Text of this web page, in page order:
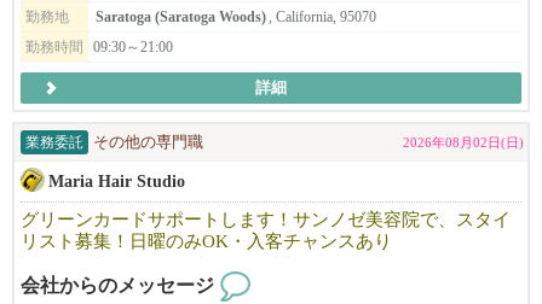
職務経歴や履歴書については、なるべく詳細を明記して頂けると
選考確率がグンっと上がります！
━━━━━━━━━━━━━━━━━━━━
飲食業を愛する人に、次の世界を。
ニューヨークで、ワイン片手にラーメンを食べる夫婦がいれば、
しゃぶしゃぶ、ラーメンを得意げに語るビジネスマンがシリコン
バレーにいる。
デリバリーのうどんは大人気。
日本食の可能性が、ここにはある。
勤務地
Saratoga (Saratoga Woods), California, 95070
勤務時間
09:30～21:00
詳細
業務委託 その他の専門職 2026年08月02日(日)
Maria Hair Studio
グリーンカードサポートします！サンノゼ美容院で、スタイ
リスト募集！日曜のみOK・入客チャンスあり
会社からのメッセージ